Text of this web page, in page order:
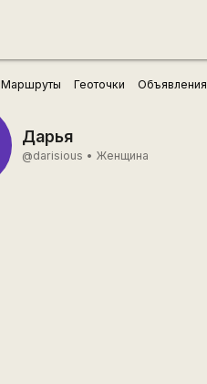
Маршруты Геоточки Объявления
Дарья
@darisious • Женщина